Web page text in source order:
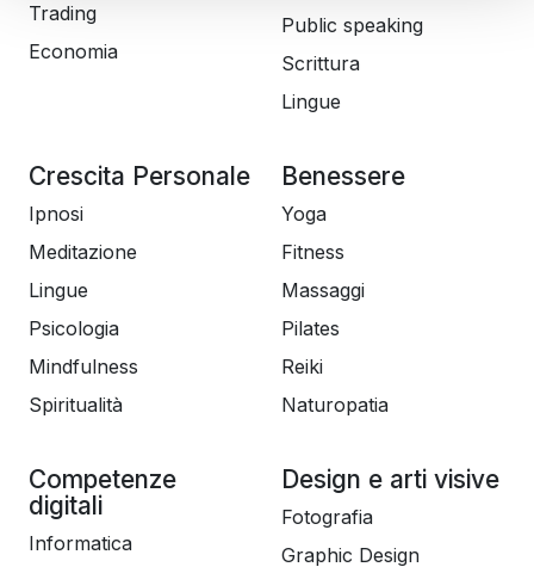
Trading
Economia
Public speaking
Scrittura
Lingue
Crescita Personale
Ipnosi
Meditazione
Lingue
Psicologia
Mindfulness
Spiritualità
Benessere
Yoga
Fitness
Massaggi
Pilates
Reiki
Naturopatia
Competenze
digitali
Informatica
Design e arti visive
Fotografia
Graphic Design